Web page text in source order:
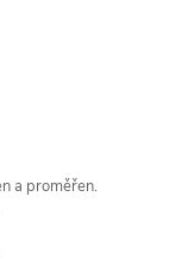
a proměřen.